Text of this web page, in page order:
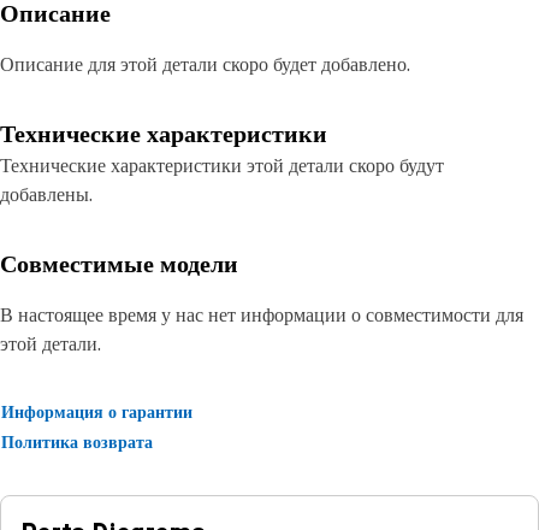
Описание
Описание для этой детали скоро будет добавлено.
Технические характеристики
Технические характеристики этой детали скоро будут
добавлены.
Совместимые модели
В настоящее время у нас нет информации о совместимости для
этой детали.
Информация о гарантии
Политика возврата